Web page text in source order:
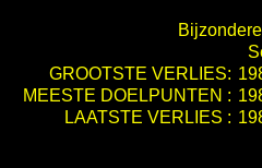
GROOTSTE VERLIES:
MEESTE DOELPUNTEN :
LAATSTE VERLIES :